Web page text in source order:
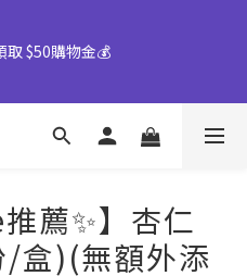
04-25355777#25
取 $50購物金💰
地將移轉至越南，商品皆有經過
起｜50盒以上另享優惠➤ 點我
04-25355777#25
薦✨】杏仁
盒)(無額外添